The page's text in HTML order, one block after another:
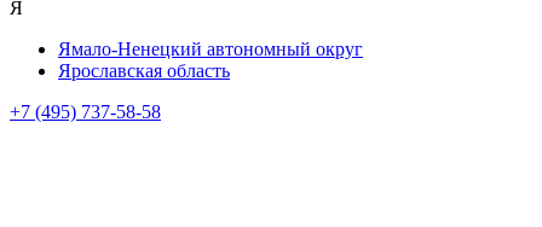
Я
Ямало-Ненецкий автономный округ
Ярославская область
+7 (495) 737-58-58